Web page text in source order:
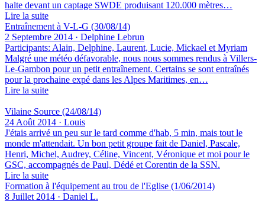
halte devant un captage SWDE produisant 120.000 mètres…
Lire la suite
Entraînement à V-L-G (30/08/14)
2 Septembre 2014 · Delphine Lebrun
Participants: Alain, Delphine, Laurent, Lucie, Mickael et Myriam
Malgré une météo défavorable, nous nous sommes rendus à Villers-
Le-Gambon pour un petit entraînement. Certains se sont entraînés
pour la prochaine expé dans les Alpes Maritimes, en…
Lire la suite
Vilaine Source (24/08/14)
24 Août 2014 · Louis
J'étais arrivé un peu sur le tard comme d'hab, 5 min, mais tout le
monde m'attendait. Un bon petit groupe fait de Daniel, Pascale,
Henri, Michel, Audrey, Céline, Vincent, Véronique et moi pour le
GSC, accompagnés de Paul, Dédé et Corentin de la SSN.
Lire la suite
Formation à l'équipement au trou de l'Eglise (1/06/2014)
8 Juillet 2014 · Daniel L.